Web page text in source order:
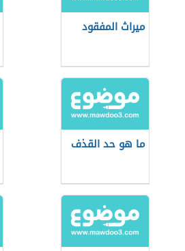
ميراث المفقود
ما هو حد القذف